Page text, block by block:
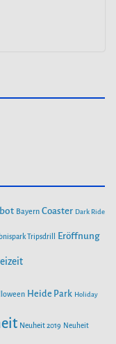
IN GÜNZBURG
HAWAII
ABENTEUER,
Bayern Coaster Dark Ride
Tripsdrill Eröffnung
Heide Park Holiday
Neuheit 2019 Neuheit